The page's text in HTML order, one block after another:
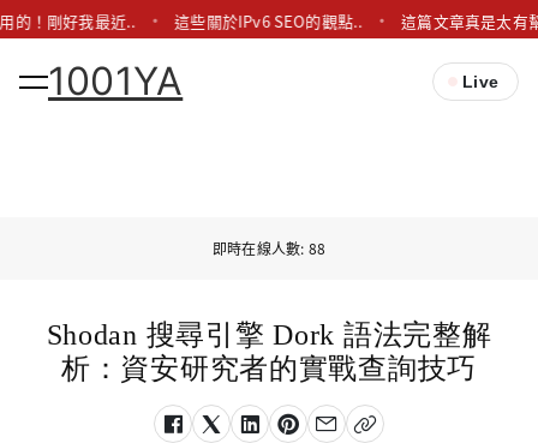
的！剛好我最近.. 這些關於IPv6 SEO的觀點.. 這篇文章真是太有
1001YA Live
即時在線人數: 88
Shodan 搜尋引擎 Dork 語法完整解
析：資安研究者的實戰查詢技巧